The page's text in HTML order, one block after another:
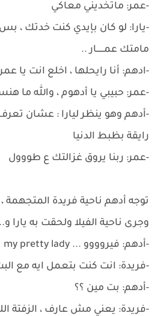
-عمر: ماتخديني معاكي
-يارا: لو كان بإيدي كنت خدتك ،
مامتك عمــــــار ..
-ادهم: أنا رايحلها ، اخلع انت يا عمر
-عمر: حبيبي يا أدهوم ، والله ما
-أدهم وهو ينظر ليارا : عشان تعرف
رايقة بظبط الدنيا
-عمر: ربنا يروق غزالتك ع طووول
توجه أدهم ناحية فريدة المتجهمة
وجرى ناحية الفيلا ولحقت به يارا و..
-أدهم: فيروووو ... my pretty lady
-فريدة: انت كنت بتعمل ايه مع
-أدهم: بت مين ؟؟
-فريدة: يعني مش عارف ، الزفتة